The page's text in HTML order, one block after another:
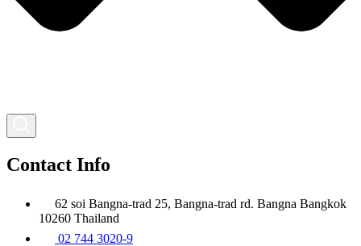
Contact Info
62 soi Bangna-trad 25, Bangna-trad rd. Bangna Bangkok
10260 Thailand
02 744 3020-9